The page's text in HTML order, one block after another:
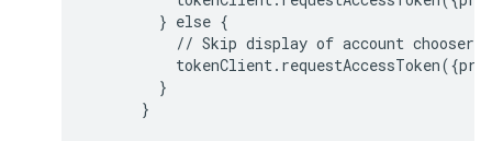
        } else {
// Skip display of account chooser
        }
      }